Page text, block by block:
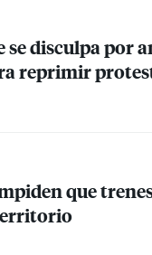
disculpa por
reprimir
que